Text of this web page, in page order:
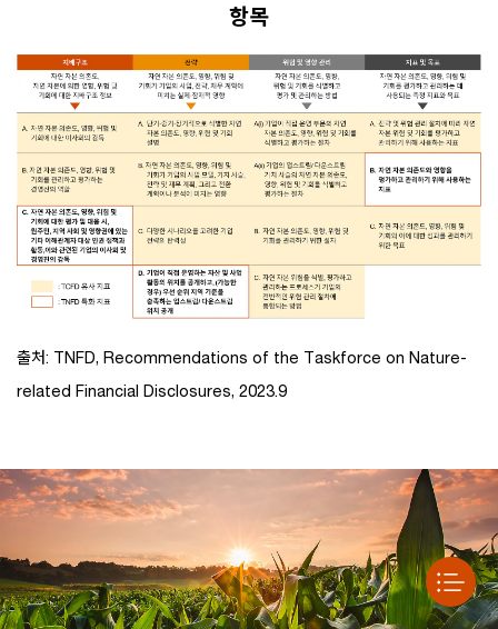
항목
출처: TNFD, Recommendations of the Taskforce on Nature-
related Financial Disclosures, 2023.9